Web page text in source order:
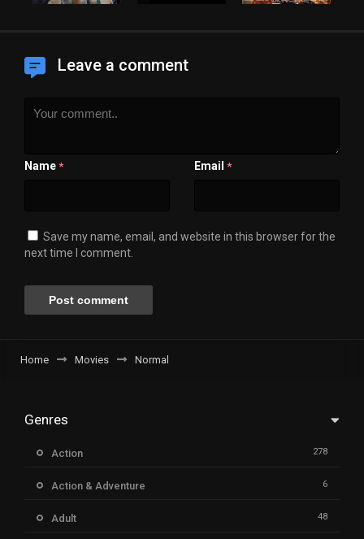
Leave a comment
Name * Email *
Save my name, email, and website in this browser for the
next time I comment.
Home Movies Normal
Genres
Action 278
Action & Adventure 6
Adult 48